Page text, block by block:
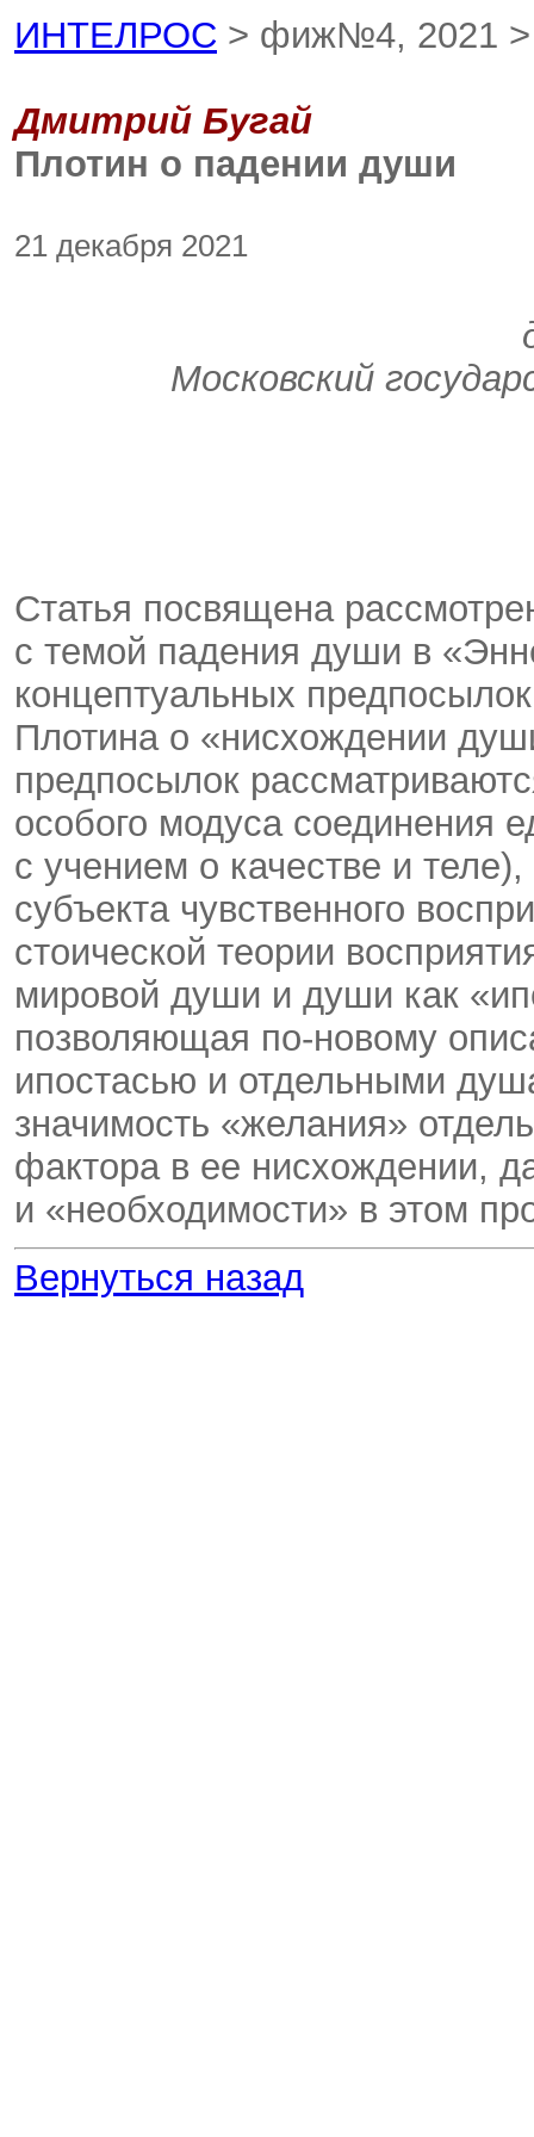
ИНТЕЛРОС > фиж№4, 2021
Дмитрий Бугай
Плотин о падении души
21 декабря 2021
Московский
Статья посвящена
с темой падения души в
концептуальных
Плотина о «нисхождении
предпосылок
особого моду­са соединения
с учением о качестве и
субъекта чувственного
стоической теории
мировой души и души как
позволяющая по-новому
ипостасью и отдельными
значимость «желания»
фактора в ее нисхож­дении,
и «необходимости» в этом
Вернуться назад